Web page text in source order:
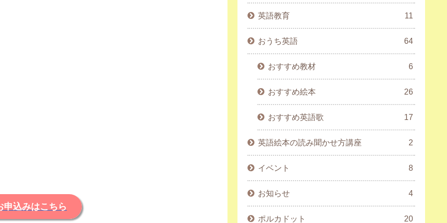
申込みはこちら
英語教育 11
おうち英語 64
おすすめ教材 6
おすすめ絵本 26
おすすめ英語歌 17
英語絵本の読み聞かせ方講座 2
イベント 8
お知らせ 4
ポルカドット 20